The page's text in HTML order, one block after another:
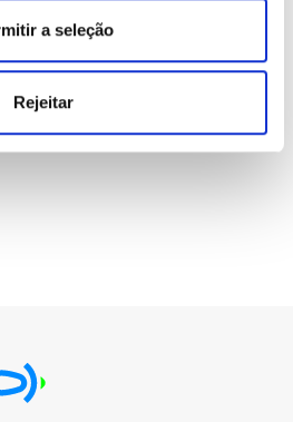
a seleção
Rejeitar
website in this browser for the